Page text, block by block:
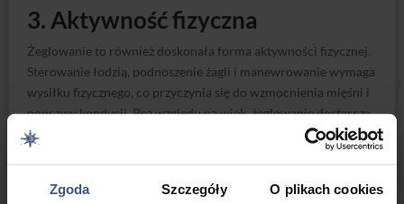
Zgoda Szczegóły O plikach cookies
3. Aktywność fizyczna
Żeglowanie to również doskonała forma aktywności fizycznej.
Sterowanie łodzią, podnoszenie żagli i manewrowanie wymaga
wysiłku fizycznego, co przyczynia się do wzmocnienia mięśni i
poprawy kondycji. Bez względu na wiek, żeglowanie dostarcza
radości z ruchu i pozwala na aktywne spędzanie czasu na
4. Rozwój umiejętności